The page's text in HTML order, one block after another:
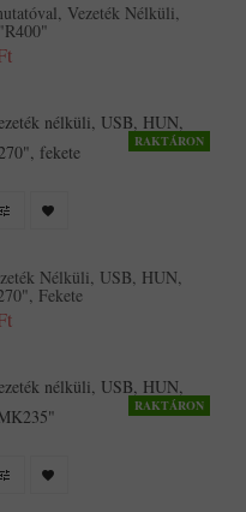
Vezeték Nélküli,
RAKTÁRON
Nélküli, USB, HUN,
Fekete
RAKTÁRON